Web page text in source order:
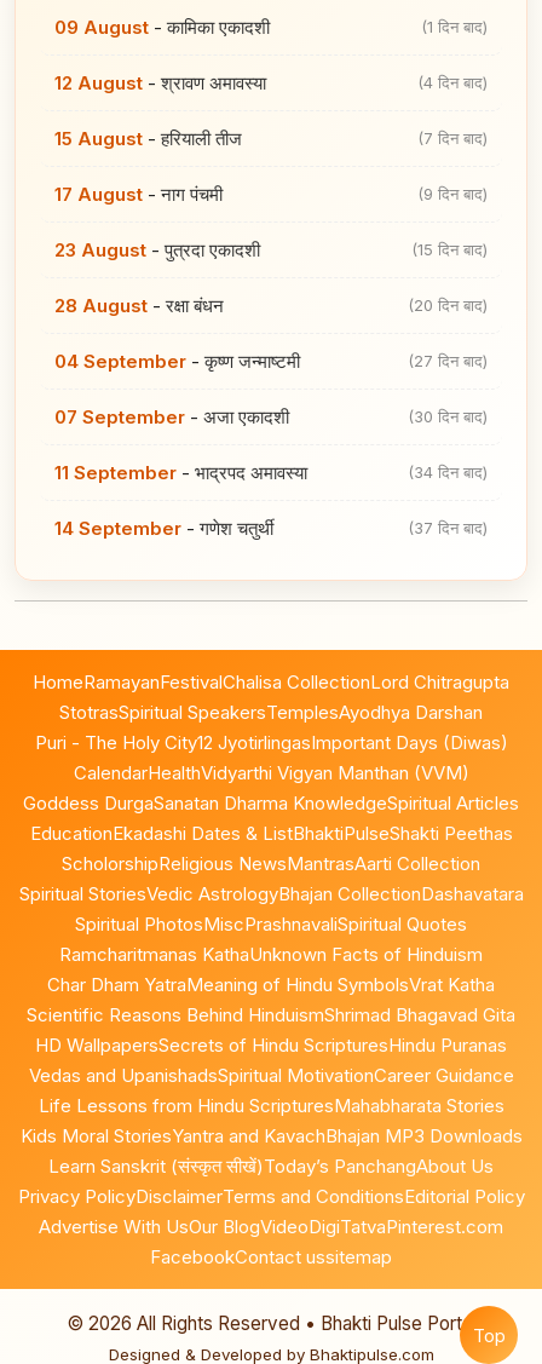
09 August -कामिका एकादशी (1 दिन बाद)
12 August -श्रावण अमावस्या (4 दिन बाद)
15 August -हरियाली तीज (7 दिन बाद)
17 August -नाग पंचमी (9 दिन बाद)
23 August -पुत्रदा एकादशी (15 दिन बाद)
28 August -रक्षा बंधन (20 दिन बाद)
04 September -कृष्ण जन्माष्टमी (27 दिन बाद)
07 September - अजा एकादशी (30 दिन बाद)
11 September - भाद्रपद अमावस्या (34 दिन बाद)
14 September -गणेश चतुर्थी (37 दिन बाद)
HomeRamayanFestivalChalisa CollectionLord Chitragupta
StotrasSpiritual SpeakersTemplesAyodhya Darshan
Puri - The Holy City12 JyotirlingasImportant Days (Diwas)
CalendarHealthVidyarthi Vigyan Manthan (VVM)
Goddess DurgaSanatan Dharma KnowledgeSpiritual Articles
EducationEkadashi Dates & ListBhaktiPulseShakti Peethas
ScholorshipReligious NewsMantrasAarti Collection
Spiritual StoriesVedic AstrologyBhajan CollectionDashavatara
Spiritual PhotosMiscPrashnavaliSpiritual Quotes
Ramcharitmanas KathaUnknown Facts of Hinduism
Char Dham YatraMeaning of Hindu SymbolsVrat Katha
Scientific Reasons Behind HinduismShrimad Bhagavad Gita
HD WallpapersSecrets of Hindu ScripturesHindu Puranas
Vedas and UpanishadsSpiritual MotivationCareer Guidance
Life Lessons from Hindu ScripturesMahabharata Stories
Kids Moral StoriesYantra and KavachBhajan MP3 Downloads
Learn Sanskrit (संस्कृत सीखें)Today’s PanchangAbout Us
Privacy PolicyDisclaimerTerms and ConditionsEditorial Policy
Advertise With UsOur BlogVideoDigiTatvaPinterest.com
FacebookContact ussitemap
© 2026 All Rights Reserved • Bhakti Pulse Portal
Designed & Developed by Bhaktipulse.com
Top